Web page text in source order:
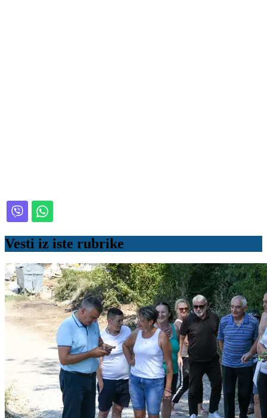
Vesti iz iste rubrike